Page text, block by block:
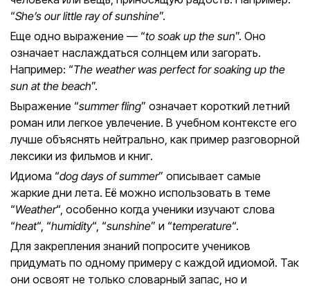
“She’s our little ray of sunshine”.
Еще одно выражение — “to soak up the sun”. Оно
означает наслаждаться солнцем или загорать.
Например: “The weather was perfect for soaking up the
sun at the beach”.
Выражение “summer fling” означает короткий летний
роман или легкое увлечение. В учебном контексте его
лучше объяснять нейтрально, как пример разговорной
лексики из фильмов и книг.
Идиома “dog days of summer” описывает самые
жаркие дни лета. Её можно использовать в теме
“Weather“, особенно когда ученики изучают слова
“heat“, “humidity“, “sunshine” и “temperature“.
Для закрепления знаний попросите учеников
придумать по одному примеру с каждой идиомой. Так
они освоят не только словарный запас, но и